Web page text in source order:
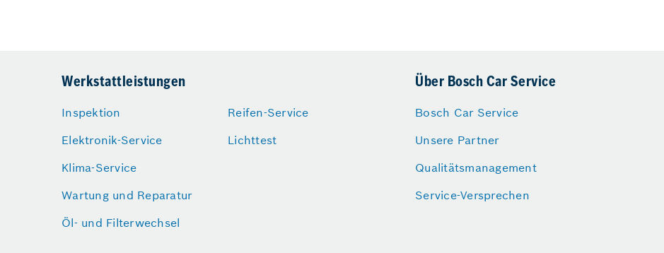
Werkstattleistungen
Inspektion
Elektronik-Service
Klima-Service
Wartung und Reparatur
Öl- und Filterwechsel
Reifen-Service
Lichttest
Über Bosch Car Service
Bosch Car Service
Unsere Partner
Qualitätsmanagement
Service-Versprechen